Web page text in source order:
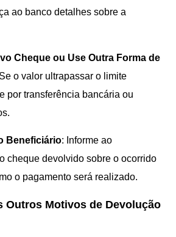
ao banco detalhes sobre a
Cheque ou Use Outra Forma de
o valor ultrapassar o limite
por transferência bancária ou
Beneficiário: Informe ao
cheque devolvido sobre o ocorrido
o pagamento será realizado.
Outros Motivos de Devolução